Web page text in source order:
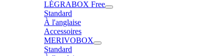
LÉGRABOX Free
Standard
À l'anglaise
Accessoires
MERIVOBOX
Standard